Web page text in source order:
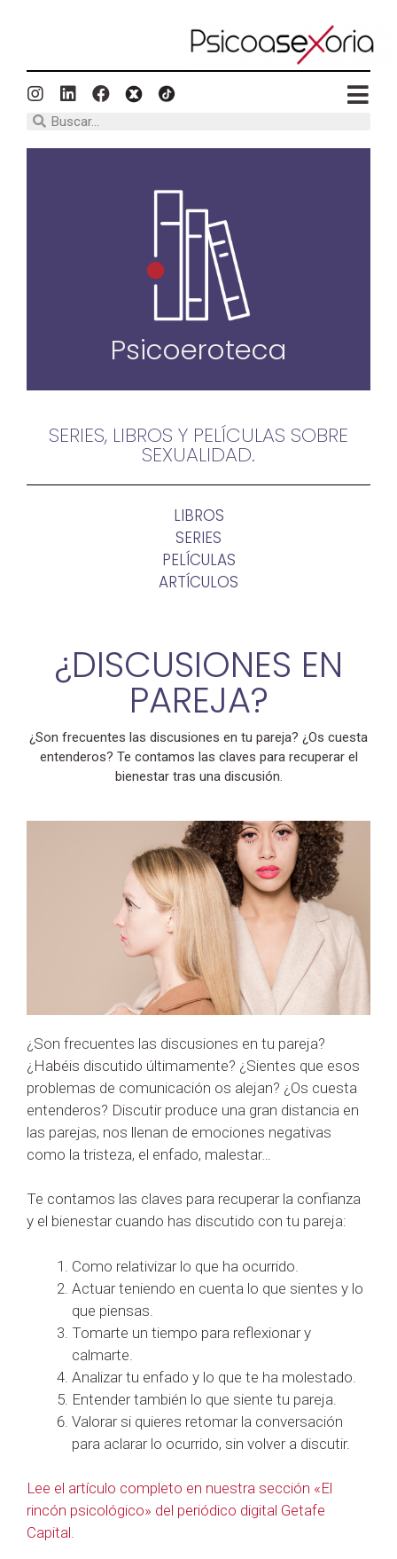
Psicoeroteca
SERIES, LIBROS Y PELÍCULAS SOBRE
SEXUALIDAD.
LIBROS
SERIES
PELÍCULAS
ARTÍCULOS
¿DISCUSIONES EN
PAREJA?
¿Son frecuentes las discusiones en tu pareja? ¿Os cuesta
entenderos? Te contamos las claves para recuperar el
bienestar tras una discusión.
¿Son frecuentes las discusiones en tu pareja?
¿Habéis discutido últimamente? ¿Sientes que esos
problemas de comunicación os alejan? ¿Os cuesta
entenderos? Discutir produce una gran distancia en
las parejas, nos llenan de emociones negativas
como la tristeza, el enfado, malestar…
Te contamos las claves para recuperar la confianza
y el bienestar cuando has discutido con tu pareja:
Como relativizar lo que ha ocurrido.
Actuar teniendo en cuenta lo que sientes y lo
que piensas.
Tomarte un tiempo para reflexionar y
calmarte.
Analizar tu enfado y lo que te ha molestado.
Entender también lo que siente tu pareja.
Valorar si quieres retomar la conversación
para aclarar lo ocurrido, sin volver a discutir.
Lee el artículo completo en nuestra sección «El
rincón psicológico» del periódico digital Getafe
Capital.